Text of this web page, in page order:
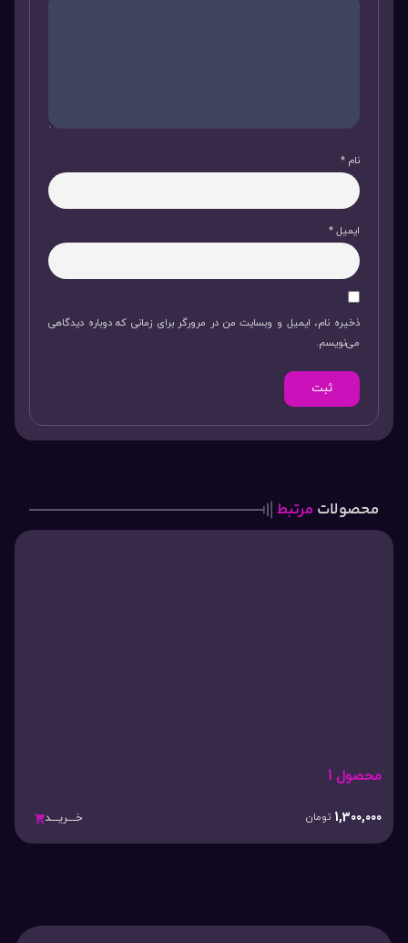
نام *
ایمیل*
ذخیره نام، ایمیل و وبسایت من در مرورگر برای زمانی که دوباره دیدگاهی
می‌نویسم.
محصولات مرتبط
محصول 1
1,300,000 تومان خـــریـــد